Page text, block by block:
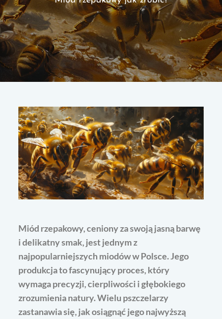
Miód rzepakowy, ceniony za swoją jasną barwę
i delikatny smak, jest jednym z
najpopularniejszych miodów w Polsce. Jego
produkcja to fascynujący proces, który
wymaga precyzji, cierpliwości i głębokiego
zrozumienia natury. Wielu pszczelarzy
zastanawia się, jak osiągnąć jego najwyższą